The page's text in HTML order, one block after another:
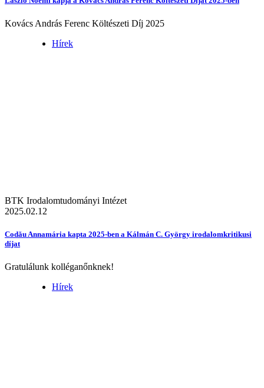
Kovács András Ferenc Költészeti Díj 2025
Hírek
BTK Irodalomtudományi Intézet
2025.02.12
Codău Annamária kapta 2025-ben a Kálmán C. György irodalomkritikusi
díjat
Gratulálunk kolléganőnknek!
Hírek